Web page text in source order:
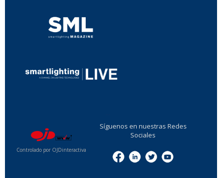
Controlado por OJDinteractiva
Síguenos en nuestras Redes
Sociales